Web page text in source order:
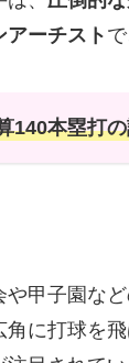
アーチスト で
140本塁打
や甲子園な
に打球を